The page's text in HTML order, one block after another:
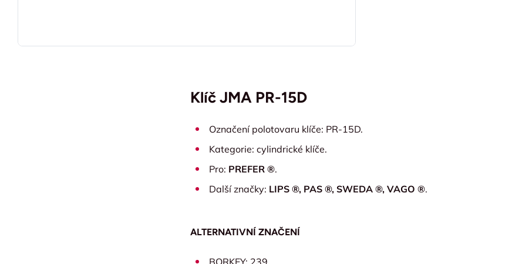
Klíč JMA PR-15D
Označení polotovaru klíče: PR-15D.
Kategorie: cylindrické klíče.
Pro: PREFER ®.
Další značky: LIPS ®, PAS ®, SWEDA ®, VAGO ®.
ALTERNATIVNÍ ZNAČENÍ
BORKEY: 239